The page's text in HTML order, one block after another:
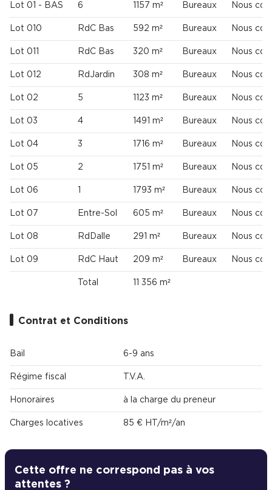
Lot 01 - BAS 6 1157 m² Bureaux Nous
Lot 010 RdC Bas 592 m² Bureaux Nous
Lot 011 RdC Bas 320 m² Bureaux Nous
Lot 012 RdJardin 308 m² Bureaux Nous
Lot 02 5 1123 m² Bureaux Nous
Lot 03 4 1491 m² Bureaux Nous
Lot 04 3 1716 m² Bureaux Nous
Lot 05 2 1751 m² Bureaux Nous
Lot 06 1 1793 m² Bureaux Nous
Lot 07 Entre-Sol 605 m² Bureaux Nous
Lot 08 RdDalle 291 m² Bureaux Nous
Lot 09 RdC Haut 209 m² Bureaux Nous
Total 11 356 m²
Contrat et Conditions
Bail 6-9 ans
Régime fiscal T.V.A.
Honoraires à la charge du preneur
Charges locatives 85 € HT/m²/an
Cette offre ne correspond pas à vos
attentes ?